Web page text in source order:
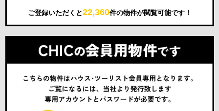
ご登録いただくと22,360件の物件が閲覧可能です！